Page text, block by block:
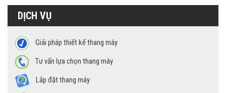
DỊCH VỤ
Giải pháp thiết kế thang máy
Tư vấn lựa chọn thang máy
Lắp đặt thang máy